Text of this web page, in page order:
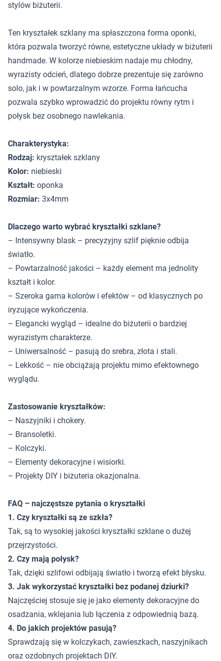
stylów biżuterii.
Ten kryształek szklany ma spłaszczona forma oponki,
która pozwala tworzyć równe, estetyczne układy w biżuterii
handmade. W kolorze niebieskim nadaje mu chłodny,
wyrazisty odcień, dlatego dobrze prezentuje się zarówno
solo, jak i w powtarzalnym wzorze. Forma łańcucha
pozwala szybko wprowadzić do projektu równy rytm i
połysk bez osobnego nawlekania.
Charakterystyka:
Rodzaj: kryształek szklany
Kolor: niebieski
Kształt: oponka
Rozmiar: 3x4mm
Dlaczego warto wybrać kryształki szklane?
– Intensywny blask – precyzyjny szlif pięknie odbija
światło.
– Powtarzalność jakości – każdy element ma jednolity
kształt i kolor.
– Szeroka gama kolorów i efektów – od klasycznych po
iryzujące wykończenia.
– Elegancki wygląd – idealne do biżuterii o bardziej
wyrazistym charakterze.
– Uniwersalność – pasują do srebra, złota i stali.
– Lekkość – nie obciążają projektu mimo efektownego
wyglądu.
Zastosowanie kryształków:
– Naszyjniki i chokery.
– Bransoletki.
– Kolczyki.
– Elementy dekoracyjne i wisiorki.
– Projekty DIY i biżuteria okazjonalna.
FAQ – najczęstsze pytania o kryształki
1. Czy kryształki są ze szkła?
Tak, są to wysokiej jakości kryształki szklane o dużej
przejrzystości.
2. Czy mają połysk?
Tak, dzięki szlifowi odbijają światło i tworzą efekt błysku.
3. Jak wykorzystać kryształki bez podanej dziurki?
Najczęściej stosuje się je jako elementy dekoracyjne do
osadzania, wklejania lub łączenia z odpowiednią bazą.
4. Do jakich projektów pasują?
Sprawdzają się w kolczykach, zawieszkach, naszyjnikach
oraz ozdobnych projektach DIY.